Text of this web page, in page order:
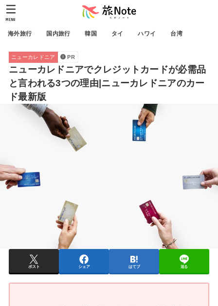
海外旅行 国内旅行 韓国 タイ ハワイ 台湾
MENU
ニューカレドニア PR
ニューカレドニアでクレジットカードが必需品
と言われる3つの理由|ニューカレドニアのカー
ド最新版
ポスト シェア はてブ 送る